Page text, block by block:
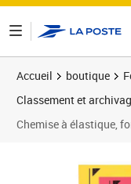
Accueil boutique
Classement et
Chemise à élastique,